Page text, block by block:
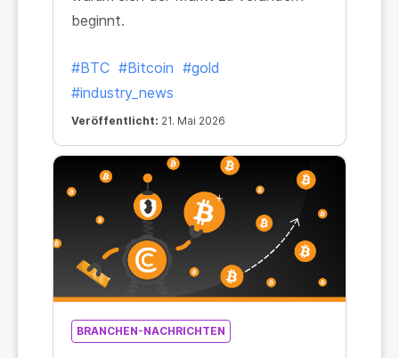
beginnt.
#BTC #Bitcoin #gold
#industry_news
Veröffentlicht: 21. Mai 2026
BRANCHEN-NACHRICHTEN